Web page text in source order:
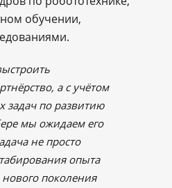
обучении,
а с учётом
по развитию
мы ожидаем его
не просто
опыта
поколения